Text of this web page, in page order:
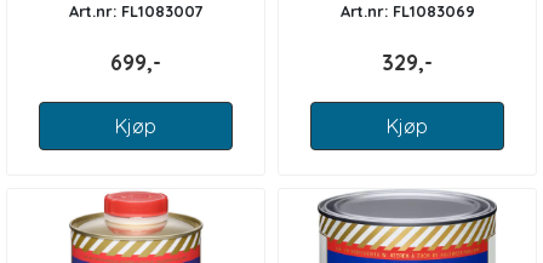
Art.nr: FL1083007
699,-
Kjøp
Art.nr: FL1083069
329,-
Kjøp